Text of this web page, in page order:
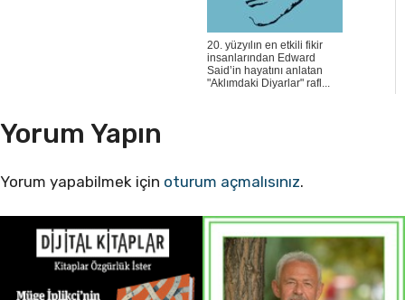
20. yüzyılın en etkili fikir
insanlarından Edward
Said’in hayatını anlatan
"Aklımdaki Diyarlar" rafl...
Yorum Yapın
Yorum yapabilmek için oturum açmalısınız.